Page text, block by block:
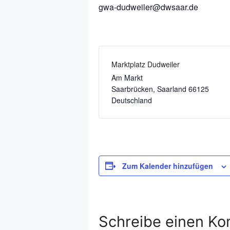
gwa-dudweiler@dwsaar.de
Marktplatz Dudweiler
Am Markt
Saarbrücken, Saarland 66125
Deutschland
Zum Kalender hinzufügen
Schreibe einen